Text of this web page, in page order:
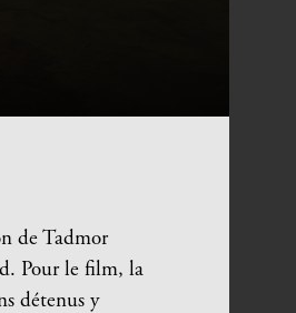
de Tadmor
Pour le film, la
détenus y